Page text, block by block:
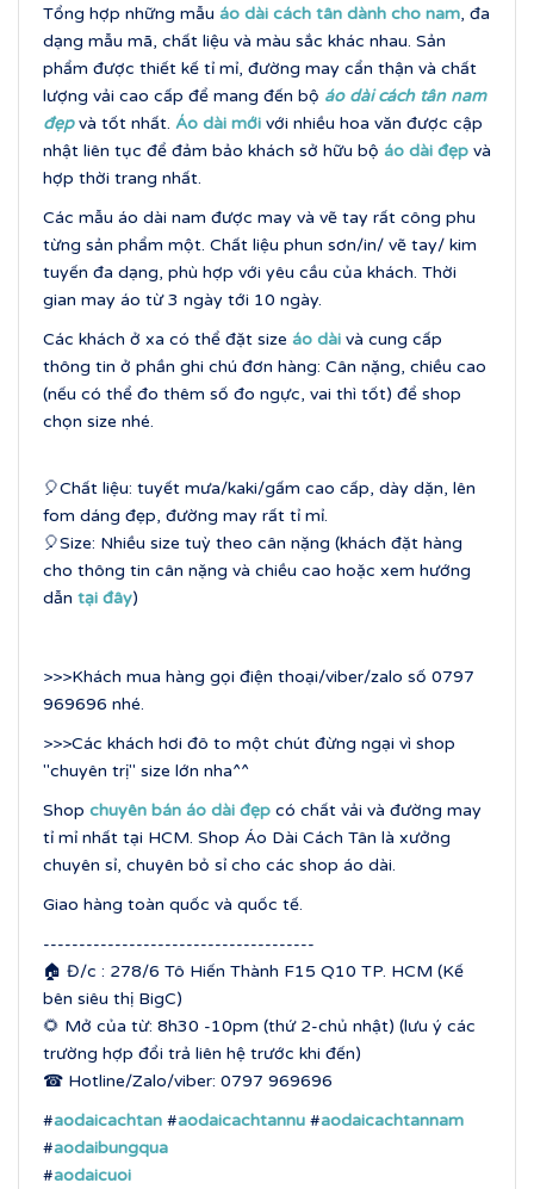
Tổng hợp những mẫu áo dài cách tân dành cho nam, đa
dạng mẫu mã, chất liệu và màu sắc khác nhau. Sản
phẩm được thiết kế tỉ mỉ, đường may cẩn thận và chất
lượng vải cao cấp để mang đến bộ áo dài cách tân nam
đẹpvà tốt nhất. Áo dài mới với nhiều hoa văn được cập
nhật liên tục để đảm bảo khách sở hữu bộ áo dài đẹp và
hợp thời trang nhất.
Các mẫu áo dài nam được may và vẽ tay rất công phu
từng sản phẩm một. Chất liệu phun sơn/in/ vẽ tay/ kim
tuyến đa dạng, phù hợp với yêu cầu của khách. Thời
gian may áo từ 3 ngày tới 10 ngày.
Các khách ở xa có thể đặt size áo dài và cung cấp
thông tin ở phần ghi chú đơn hàng: Cân nặng, chiều cao
(nếu có thể đo thêm số đo ngực, vai thì tốt) để shop
chọn size nhé.
🎈Chất liệu: tuyết mưa/kaki/gấm cao cấp, dày dặn, lên
fom dáng đẹp, đường may rất tỉ mỉ.
🎈Size: Nhiều size tuỳ theo cân nặng (khách đặt hàng
cho thông tin cân nặng và chiều cao hoặc xem hướng
dẫn tại đây)
>>>Khách mua hàng gọi điện thoại/viber/zalo số 0797
969696 nhé.
>>>Các khách hơi đô to một chút đừng ngại vì shop
"chuyên trị" size lớn nha^^
Shop chuyên bán áo dài đẹp có chất vải và đường may
tỉ mỉ nhất tại HCM. Shop Áo Dài Cách Tân là xưởng
chuyên sỉ, chuyên bỏ sỉ cho các shop áo dài.
Giao hàng toàn quốc và quốc tế.
--------------------------------------
🏠 Đ/c : 278/6 Tô Hiến Thành F15 Q10 TP. HCM (Kế
bên siêu thị BigC)
🌻 Mở của từ: 8h30 -10pm (thứ 2-chủ nhật) (lưu ý các
trường hợp đổi trả liên hệ trước khi đến)
☎ Hotline/Zalo/viber: 0797 969696
#aodaicachtan #aodaicachtannu #aodaicachtannam
#aodaibungqua
#aodaicuoi